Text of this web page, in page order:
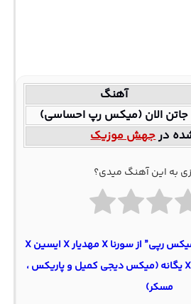
آهنگ
جاتن الان (میکس رپ احساسی)
درجهش موزیک
به این آهنگ میدی؟
دانلود آهنگ لاشی 2 “ریمیکس رپی” از سورنا X مهدیار X ایسین X
ویناک X ارشاد X چاوشی X یگانه (میکس دیجی کمیل و پاریکس ،
مسکر)